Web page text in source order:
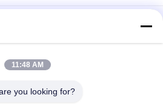
হাতা ছাপা লেবেল জন্য ছায়াছবির রোলস
40Mic তাপ সীল প্লাস্টিক প্যাকেজিং উপাদান
ফিল্ম রোলস, তাপ সঙ্কুচিত মোড়ানো ফিল্ম পুরো
11:48 AM
you looking for?